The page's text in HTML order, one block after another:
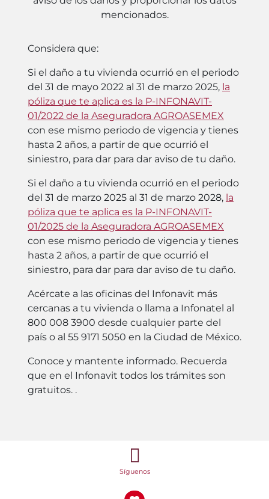
mencionados.
Considera que:
Si el daño a tu vivienda ocurrió en el periodo
del 31 de mayo 2022 al 31 de marzo 2025, la
póliza que te aplica es la P-INFONAVIT-
01/2022 de la Aseguradora AGROASEMEX
con ese mismo periodo de vigencia y tienes
hasta 2 años, a partir de que ocurrió el
siniestro, para dar para dar aviso de tu daño.
Si el daño a tu vivienda ocurrió en el periodo
del 31 de marzo 2025 al 31 de marzo 2028, la
póliza que te aplica es la P-INFONAVIT-
01/2025 de la Aseguradora AGROASEMEX
con ese mismo periodo de vigencia y tienes
hasta 2 años, a partir de que ocurrió el
siniestro, para dar para dar aviso de tu daño.
Acércate a las oficinas del Infonavit más
cercanas a tu vivienda o llama a Infonatel al
800 008 3900 desde cualquier parte del
país o al 55 9171 5050 en la Ciudad de México.
Conoce y mantente informado. Recuerda
que en el Infonavit todos los trámites son
gratuitos. .
Síguenos